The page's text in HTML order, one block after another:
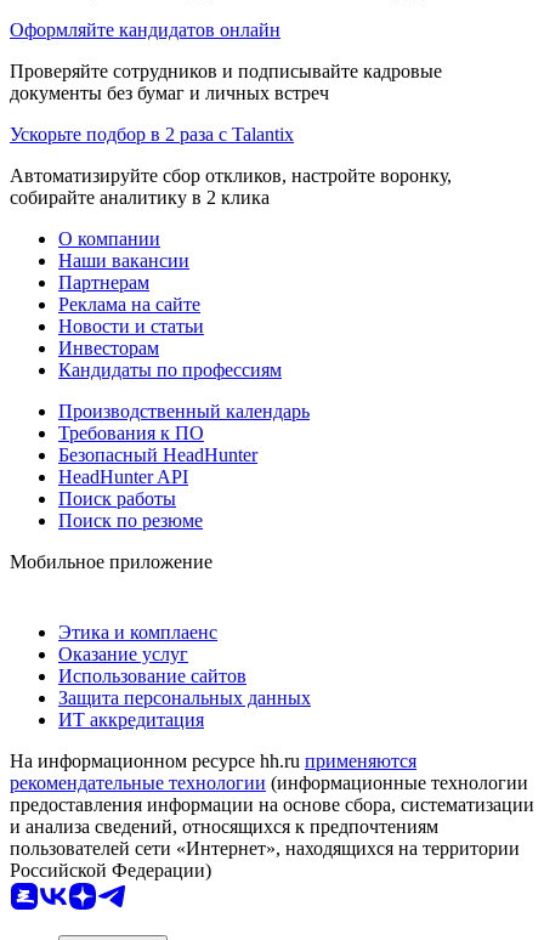
Оформляйте кандидатов онлайн
Проверяйте сотрудников и подписывайте кадровые
документы без бумаг и личных встреч
Ускорьте подбор в 2 раза с Talantix
Автоматизируйте сбор откликов, настройте воронку,
собирайте аналитику в 2 клика
О компании
Наши вакансии
Партнерам
Реклама на сайте
Новости и статьи
Инвесторам
Кандидаты по профессиям
Производственный календарь
Требования к ПО
Безопасный HeadHunter
HeadHunter API
Поиск работы
Поиск по резюме
Мобильное приложение
Этика и комплаенс
Оказание услуг
Использование сайтов
Защита персональных данных
ИТ аккредитация
На информационном ресурсе hh.ru применяются
рекомендательные технологии (информационные технологии
предоставления информации на основе сбора, систематизации
и анализа сведений, относящихся к предпочтениям
пользователей сети «Интернет», находящихся на территории
Российской Федерации)